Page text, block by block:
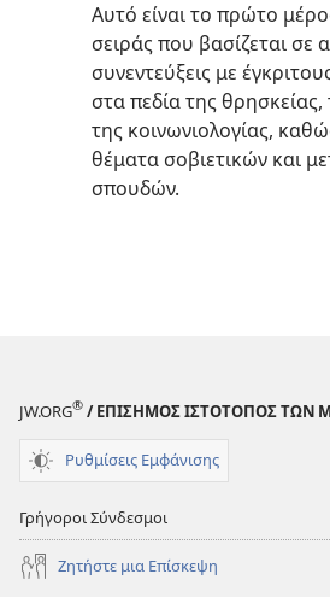
Αυτό είναι το πρώτο
σειράς που βασίζεται σε
συνεντεύξεις με
στα πεδία της θρησκείας,
της κοινωνιολογίας,
θέματα σοβιετικών και
σπουδών.
JW.ORG® / ΕΠΙΣΗΜΟΣ ΙΣΤΟΤΟΠΟΣ ΤΩΝ
Ρυθμίσεις Εμφάνισης
Γρήγοροι Σύνδεσμοι
Ζητήστε μια Επίσκεψη